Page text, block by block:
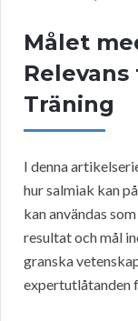
Målet
Relevans
Träning
I denna
hur salmiak kan
kan användas
resultat och mål
granska
expertutlåtanden